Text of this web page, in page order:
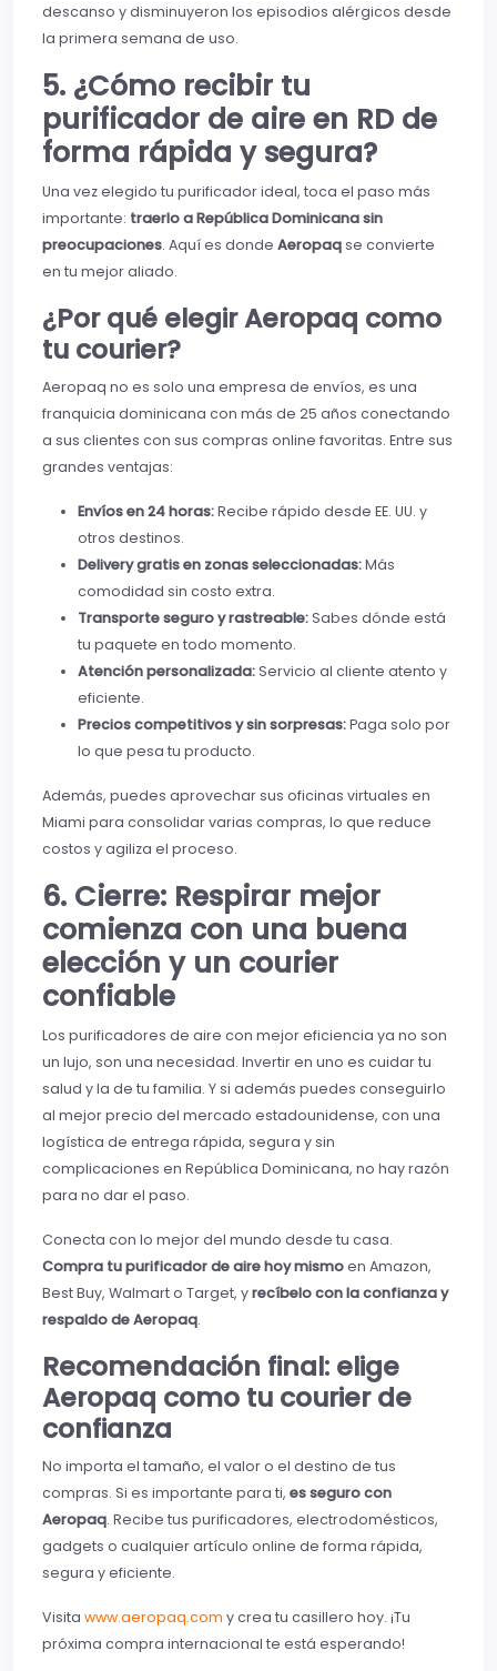
descanso y disminuyeron los episodios alérgicos desde
la primera semana de uso.
5. ¿Cómo recibir tu
purificador de aire en RD de
forma rápida y segura?
Una vez elegido tu purificador ideal, toca el paso más
importante: traerlo a República Dominicana sin
preocupaciones. Aquí es donde Aeropaqse convierte
en tu mejor aliado.
¿Por qué elegir Aeropaq como
tu courier?
Aeropaq no es solo una empresa de envíos, es una
franquicia dominicana con más de 25 años conectando
a sus clientes con sus compras online favoritas. Entre sus
grandes ventajas:
Envíos en 24 horas:Recibe rápido desde EE. UU. y
otros destinos.
Delivery gratis en zonas seleccionadas:Más
comodidad sin costo extra.
Transporte seguro y rastreable:Sabes dónde está
tu paquete en todo momento.
Atención personalizada:Servicio al cliente atento y
eficiente.
Precios competitivos y sin sorpresas:Paga solo por
lo que pesa tu producto.
Además, puedes aprovechar sus oficinas virtuales en
Miami para consolidar varias compras, lo que reduce
costos y agiliza el proceso.
6. Cierre: Respirar mejor
comienza con una buena
elección y un courier
confiable
Los purificadores de aire con mejor eficiencia ya no son
un lujo, son una necesidad. Invertir en uno es cuidar tu
salud y la de tu familia. Y si además puedes conseguirlo
al mejor precio del mercado estadounidense, con una
logística de entrega rápida, segura y sin
complicaciones en República Dominicana, no hay razón
para no dar el paso.
Conecta con lo mejor del mundo desde tu casa.
Compra tu purificador de aire hoy mismoen Amazon,
Best Buy, Walmart o Target, yrecíbelo con la confianza y
respaldo de Aeropaq.
Recomendación final: elige
Aeropaq como tu courier de
confianza
No importa el tamaño, el valor o el destino de tus
compras. Si es importante para ti, es seguro con
Aeropaq. Recibe tus purificadores, electrodomésticos,
gadgets o cualquier artículo online de forma rápida,
segura y eficiente.
Visita www.aeropaq.com y crea tu casillero hoy. ¡Tu
próxima compra internacional te está esperando!